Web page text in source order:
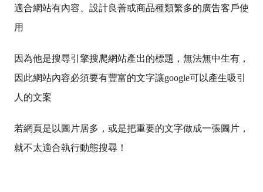
適合網站有內容、設計良善或商品種類繁多的廣告客戶使
用
因為他是搜尋引擎搜爬網站產出的標題，無法無中生有，
因此網站內容必須要有豐富的文字讓google可以產生吸引
人的文案
若網頁是以圖片居多，或是把重要的文字做成一張圖片，
就不太適合執行動態搜尋！